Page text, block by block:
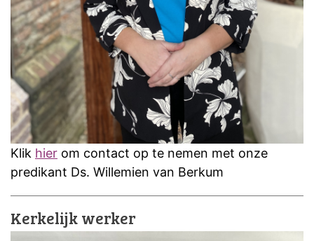
Klik hier om contact op te nemen met onze
predikant Ds. Willemien van Berkum
Kerkelijk werker